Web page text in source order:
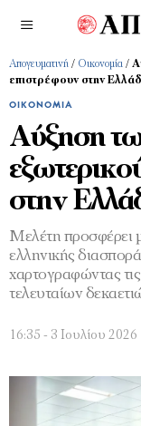
Απογευματινή / Οικονομία /
επιστρέφουν στην
ΟΙΚΟΝΟΜΊΑ
Αύξηση
στην
Μελέτη προσφέρει
ελληνικής
χαρτογραφώντας
τελευταίων
16:35 - 3 Ιουλίου 2026